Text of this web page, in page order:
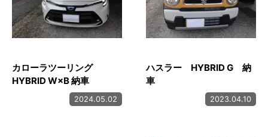
カローラツーリング
HYBRID W×B 納車
2024.05.02
ハスラー HYBRID G 納
車
2023.04.10